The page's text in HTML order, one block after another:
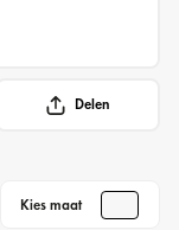
Delen
Kies maat